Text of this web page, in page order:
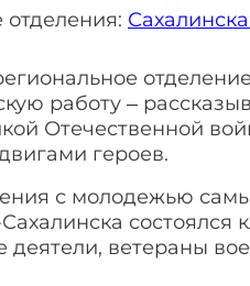
работу –
Отечественной
героев.
с молодежью
состоялся
деятели, ветераны